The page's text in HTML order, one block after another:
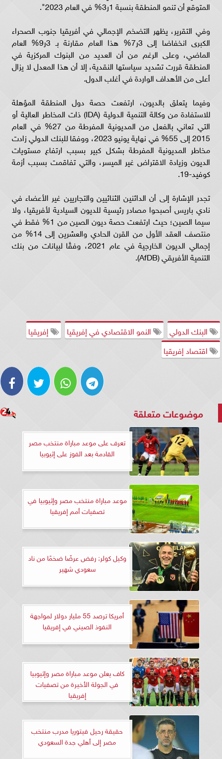
المتوقع أن تنمو المنطقة بنسبة 1ر3% في العام 2023".
وفي التقرير، يظهر التضخم الإجمالي في أفريقيا جنوب الصحراء
الكبرى انخفاضا إلى 3ر7% هذا العام مقارنة بـ 3ر9% العام
الماضي، وعلى الرغم من أن العديد من البنوك المركزية في
المنطقة قررت تشديد سياستها النقدية، إلا أن هذا المعدل لا يزال
أعلى من الأهداف الواردة في أغلب الدول.
وفيما يتعلق بالديون، ارتفعت حصة دول المنطقة المؤهلة
للاستفادة من وكالة التنمية الدولية (IDA) ذات المخاطر العالية أو
التي تعاني بالفعل من المديونية المفرطة من 27% في العام
2015 إلى 55% في نهاية يونيو 2023، ووفقا للبنك الدولي زادت
مخاطر المديونية المفرطة بشكل كبير بسبب ارتفاع مستويات
الديون وزيادة الاقتراض غير الميسر، والتي تفاقمت بسبب أزمة
كوفيد-19.
تجدر الإشارة إلى أن الدائنين الثنائيين والتجاريين غير الأعضاء في
نادي باريس أصبحوا مصادر رئيسية للديون السيادية لأفريقيا، ولا
سيما الصين؛ حيث ارتفعت حصة ديون الصين من 1% فقط في
منتصف العقد الأول من القرن الحادي والعشرين إلى 14% من
إجمالي الديون الخارجية في عام 2021، وفقًا لبيانات من بنك
التنمية الأفريقي (AfDB).
البنك الدولي النمو الاقتصادي في إفريقيا
إفريقيا
اقتصاد إفريقيا
موضوعات متعلقة
تعرف على موعد مباراة منتخب مصر
القادمة بعد الفوز على إثيوبيا
موعد مباراة منتخب مصر وإثيوبيا في
تصفيات أمم إفريقيا
وكيل كولر: رفض عرضًا ضخمًا من ناد
سعودي شهير
أمريكا ترصد 55 مليار دولار لمواجهة
النفوذ الصيني في إفريقيا
كاف يعلن موعد مباراة مصر وإثيوبيا
في الجولة الأخيرة من تصفيات
إفريقيا
حقيقة رحيل فيتوريا مدرب منتخب
مصر إلى أهلي جدة السعودي